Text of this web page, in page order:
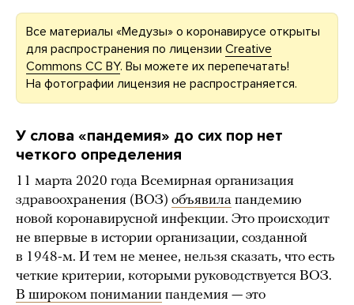
Все материалы «Медузы» о коронавирусе открыты
для распространения по лицензии Creative
Commons CC BY. Вы можете их перепечатать!
На фотографии лицензия не распространяется.
У слова «пандемия» до сих пор нет
четкого определения
11 марта 2020 года Всемирная организация
здравоохранения (ВОЗ) объявила пандемию
новой коронавирусной инфекции. Это происходит
не впервые в истории организации, созданной
в 1948-м. И тем не менее, нельзя сказать, что есть
четкие критерии, которыми руководствуется ВОЗ.
В широком понимании пандемия — это